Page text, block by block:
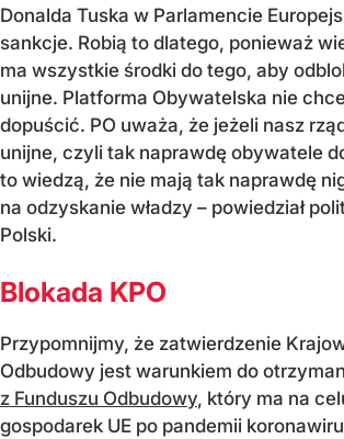
Donalda Tuska w Parlamencie
sankcje. Robią to dlatego, ponieważ
ma wszystkie środki do tego, aby
unijne. Platforma Obywatelska nie
dopuścić. PO uważa, że jeżeli nasz
unijne, czyli tak naprawdę obywatele
to wiedzą, że nie mają tak naprawdę
na odzyskanie władzy – powiedział
Polski.
Blokada KPO
Przypomnijmy, że zatwierdzenie
Odbudowy jest warunkiem do
z Funduszu Odbudowy, który ma na
gospodarek UE po pandemii